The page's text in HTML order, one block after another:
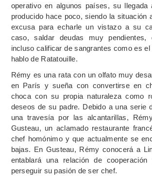
operativo en algunos países, su
producido hace poco, siendo la situación
excusa para echarle un vistazo a su
caso, saldar deudas muy pendientes,
incluso calificar de sangrantes como es
hablo de Ratatouille.
Rémy es una rata con un olfato muy
en París y sueña con convertirse en
choca con su propia naturaleza como
deseos de su padre. Debido a una serie
una travesía por las alcantarillas,
Gusteau, un aclamado restaurante
chef homónimo y que actualmente se
bajas. En Gusteau, Rémy conocerá a
entablará una relación de
perseguir su pasión de ser chef.